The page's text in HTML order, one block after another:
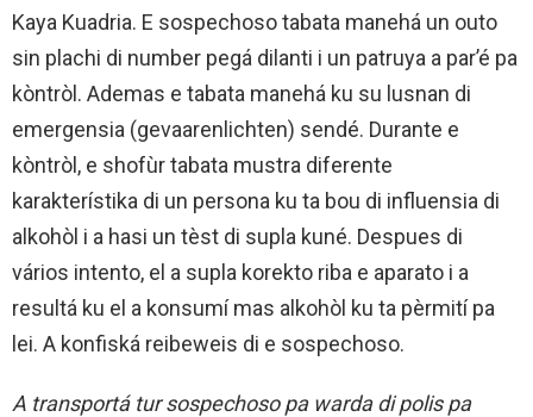
Kaya Kuadria. E sospechoso tabata manehá un outo
sin plachi di number pegá dilanti i un patruya a par’é pa
kòntròl. Ademas e tabata manehá ku su lusnan di
emergensia (gevaarenlichten) sendé. Durante e
kòntròl, e shofùr tabata mustra diferente
karakterístika di un persona ku ta bou di influensia di
alkohòl i a hasi un tèst di supla kuné. Despues di
vários intento, el a supla korekto riba e aparato i a
resultá ku el a konsumí mas alkohòl ku ta pèrmití pa
lei. A konfiská reibeweis di e sospechoso.
A transportá tur sospechoso pa warda di polis pa